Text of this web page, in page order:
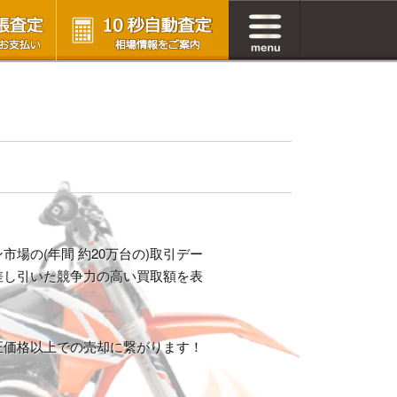
場の(年間 約20万台の)取引デー
引いた競争力の高い買取額を表
格以上での売却に繋がります！